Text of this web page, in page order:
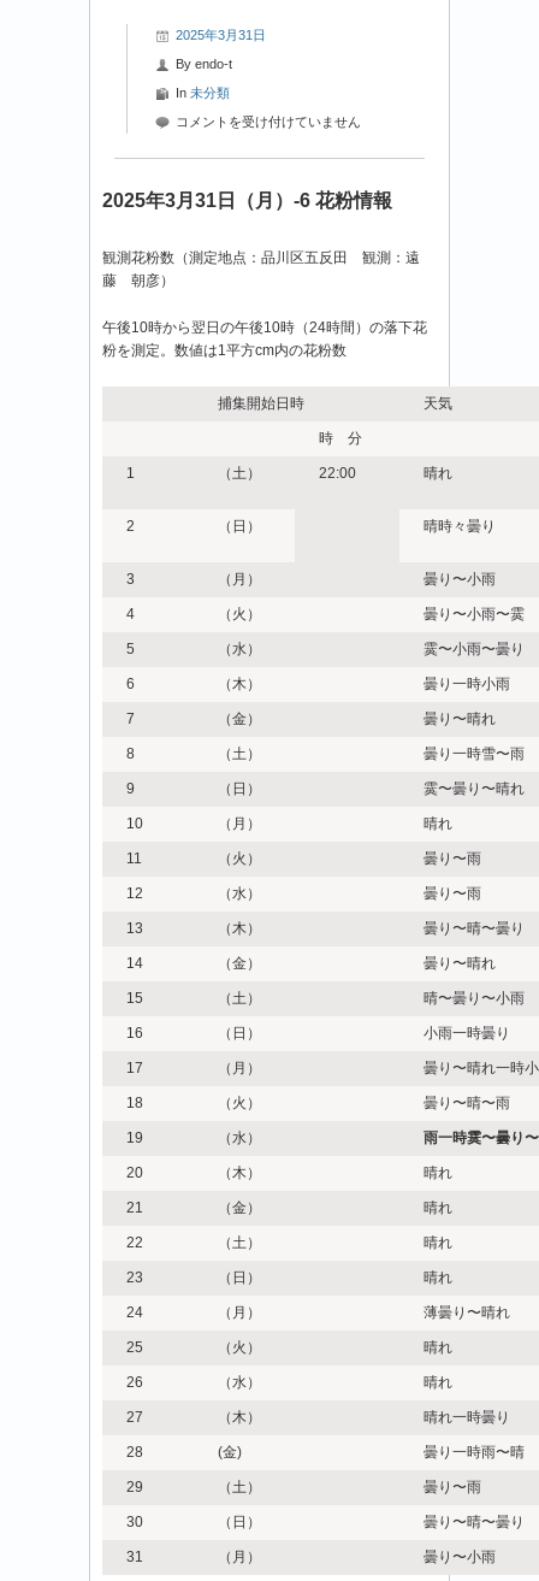
2025年3月31日
By endo-t
In 未分類
2025
月
31
（月）-7
情
報
コメントを受け付けていません
2025年3月31日（月）-6 花粉情報
観測花粉数（測定地点：品川区五反田 観測：遠
藤 朝彦）
午後10時から翌日の午後10時（24時間）の落下花
粉を測定。数値は1平方cm内の花粉数
捕集開始日時 天気
時 分
1 （土） 22:00 晴れ
2 （日） 晴時々曇り
3 （月） 曇り〜小雨
4 （火） 曇り〜小雨〜霙
5 （水） 霙〜小雨〜曇り
6 （木） 曇り一時小雨
7 （金） 曇り〜晴れ
8 （土） 曇り一時雪〜雨
9 （日） 霙〜曇り〜晴れ
10 （月） 晴れ
11 （火） 曇り〜雨
12 （水） 曇り〜雨
13 （木） 曇り〜晴〜曇り
14 （金） 曇り〜晴れ
15 （土） 晴〜曇り〜小雨
16 （日） 小雨一時曇り
17 （月） 曇り〜晴れ一時
18 （火） 曇り〜晴〜雨
19 （水） 雨一時霙〜曇り
20 （木） 晴れ
21 （金） 晴れ
22 （土） 晴れ
23 （日） 晴れ
24 （月） 薄曇り〜晴れ
25 （火） 晴れ
26 （水） 晴れ
27 （木） 晴れ一時曇り
28 (金) 曇り一時雨〜晴
29 （土） 曇り〜雨
30 （日） 曇り〜晴〜曇り
31 （月） 曇り〜小雨